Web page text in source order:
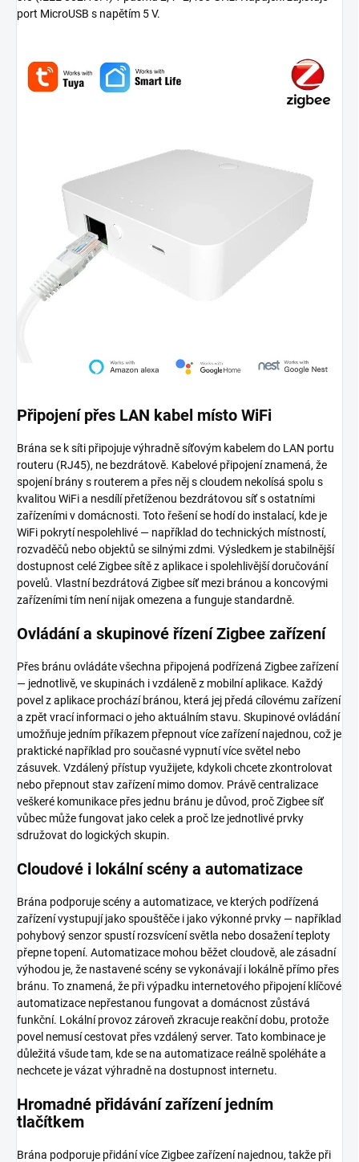
port MicroUSB s napětím 5 V.
Připojení přes LAN kabel místo WiFi
Brána se k síti připojuje výhradně síťovým kabelem do LAN portu
routeru (RJ45), ne bezdrátově. Kabelové připojení znamená, že
spojení brány s routerem a přes něj s cloudem nekolísá spolu s
kvalitou WiFi a nesdílí přetíženou bezdrátovou síť s ostatními
zařízeními v domácnosti. Toto řešení se hodí do instalací, kde je
WiFi pokrytí nespolehlivé — například do technických místností,
rozvaděčů nebo objektů se silnými zdmi. Výsledkem je stabilnější
dostupnost celé Zigbee sítě z aplikace i spolehlivější doručování
povelů. Vlastní bezdrátová Zigbee síť mezi bránou a koncovými
zařízeními tím není nijak omezena a funguje standardně.
Ovládání a skupinové řízení Zigbee zařízení
Přes bránu ovládáte všechna připojená podřízená Zigbee zařízení
— jednotlivě, ve skupinách i vzdáleně z mobilní aplikace. Každý
povel z aplikace prochází bránou, která jej předá cílovému zařízení
a zpět vrací informaci o jeho aktuálním stavu. Skupinové ovládání
umožňuje jedním příkazem přepnout více zařízení najednou, což je
praktické například pro současné vypnutí více světel nebo
zásuvek. Vzdálený přístup využijete, kdykoli chcete zkontrolovat
nebo přepnout stav zařízení mimo domov. Právě centralizace
veškeré komunikace přes jednu bránu je důvod, proč Zigbee síť
vůbec může fungovat jako celek a proč lze jednotlivé prvky
sdružovat do logických skupin.
Cloudové i lokální scény a automatizace
Brána podporuje scény a automatizace, ve kterých podřízená
zařízení vystupují jako spouštěče i jako výkonné prvky — například
pohybový senzor spustí rozsvícení světla nebo dosažení teploty
přepne topení. Automatizace mohou běžet cloudově, ale zásadní
výhodou je, že nastavené scény se vykonávají i lokálně přímo přes
bránu. To znamená, že při výpadku internetového připojení klíčové
automatizace nepřestanou fungovat a domácnost zůstává
funkční. Lokální provoz zároveň zkracuje reakční dobu, protože
povel nemusí cestovat přes vzdálený server. Tato kombinace je
důležitá všude tam, kde se na automatizace reálně spoléháte a
nechcete je vázat výhradně na dostupnost internetu.
Hromadné přidávání zařízení jedním
tlačítkem
Brána podporuje přidání více Zigbee zařízení najednou, takže při